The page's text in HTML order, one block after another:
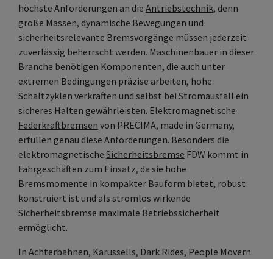
höchste Anforderungen an die Antriebstechnik, denn
große Massen, dynamische Bewegungen und
sicherheitsrelevante Bremsvorgänge müssen jederzeit
zuverlässig beherrscht werden. Maschinenbauer in dieser
Branche benötigen Komponenten, die auch unter
extremen Bedingungen präzise arbeiten, hohe
Schaltzyklen verkraften und selbst bei Stromausfall ein
sicheres Halten gewährleisten. Elektromagnetische
Federkraftbremsen von PRECIMA, made in Germany,
erfüllen genau diese Anforderungen. Besonders die
elektromagnetische Sicherheitsbremse FDW kommt in
Fahrgeschäften zum Einsatz, da sie hohe
Bremsmomente in kompakter Bauform bietet, robust
konstruiert ist und als stromlos wirkende
Sicherheitsbremse maximale Betriebssicherheit
ermöglicht.
In Achterbahnen, Karussells, Dark Rides, People Movern